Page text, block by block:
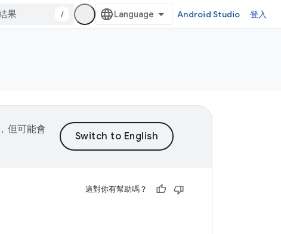
/ Android Studio 登入
但可能會
這對你有幫助嗎？